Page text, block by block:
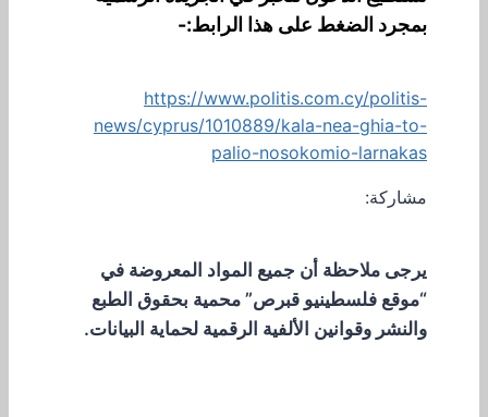
بمجرد الضغط على هذا الرابط:-
https://www.politis.com.cy/politis-
news/cyprus/1010889/kala-nea-ghia-to-
palio-nosokomio-larnakas
مشاركة:
يرجى ملاحظة أن جميع المواد المعروضة في
“موقع فلسطينيو قبرص” محمية بحقوق الطبع
والنشر وقوانين الألفية الرقمية لحماية البيانات.